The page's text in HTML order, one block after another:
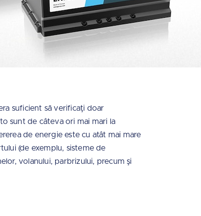
suficient să verificaţi doar
sunt de câteva ori mai mari la
de energie este cu atât mai mare
(de exemplu, sisteme de
volanului, parbrizului, precum şi